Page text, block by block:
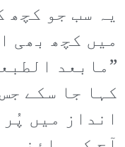
یہ سب جو کچھ
میں کچھ بھی
”مابعد
کہا جا سکے
انداز میں